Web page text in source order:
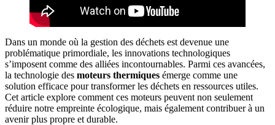
Dans un monde où la gestion des déchets est devenue une
problématique primordiale, les innovations technologiques
s’imposent comme des alliées incontournables. Parmi ces avancées,
la technologie des moteurs thermiques émerge comme une
solution efficace pour transformer les déchets en ressources utiles.
Cet article explore comment ces moteurs peuvent non seulement
réduire notre empreinte écologique, mais également contribuer à un
avenir plus propre et durable.